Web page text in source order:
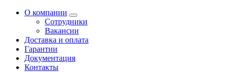
О компании
Сотрудники
Вакансии
Доставка и оплата
Гарантии
Документация
Контакты